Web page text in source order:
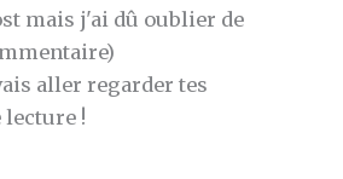
mais j'ai dû oublier de
aller regarder tes
lecture !